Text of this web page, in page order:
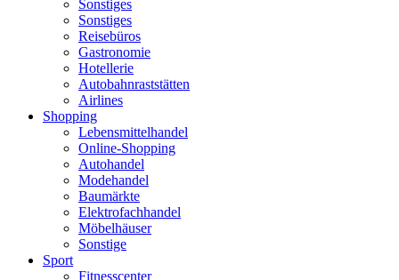
Sonstiges
Sonstiges
Reisebüros
Gastronomie
Hotellerie
Autobahnraststätten
Airlines
Shopping
Lebensmittelhandel
Online-Shopping
Autohandel
Modehandel
Baumärkte
Elektrofachhandel
Möbelhäuser
Sonstige
Sport
Fitnesscenter